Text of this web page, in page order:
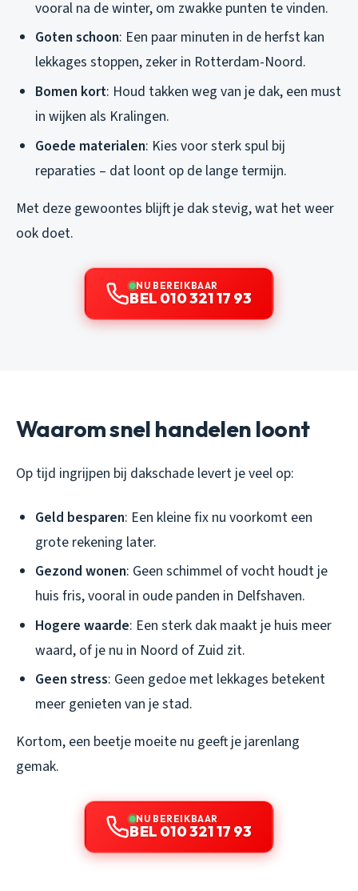
vooral na de winter, om zwakke punten te vinden.
Goten schoon: Een paar minuten in de herfst kan
lekkages stoppen, zeker in Rotterdam-Noord.
Bomen kort: Houd takken weg van je dak, een must
in wijken als Kralingen.
Goede materialen: Kies voor sterk spul bij
reparaties – dat loont op de lange termijn.
Met deze gewoontes blijft je dak stevig, wat het weer
ook doet.
NU BEREIKBAAR
BEL 010 321 17 93
Waarom snel handelen loont
Op tijd ingrijpen bij dakschade levert je veel op:
Geld besparen: Een kleine fix nu voorkomt een
grote rekening later.
Gezond wonen: Geen schimmel of vocht houdt je
huis fris, vooral in oude panden in Delfshaven.
Hogere waarde: Een sterk dak maakt je huis meer
waard, of je nu in Noord of Zuid zit.
Geen stress: Geen gedoe met lekkages betekent
meer genieten van je stad.
Kortom, een beetje moeite nu geeft je jarenlang
gemak.
NU BEREIKBAAR
BEL 010 321 17 93